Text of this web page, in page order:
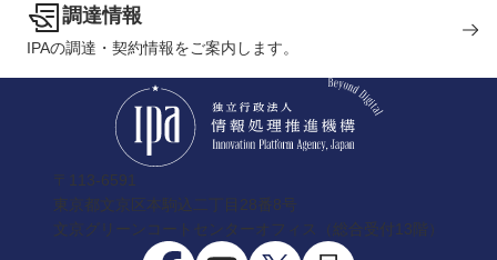
調達情報
IPAの調達・契約情報をご案内します。
〒113-6591
東京都文京区本駒込二丁目28番8号
文京グリーンコートセンターオフィス（総合受付13階）